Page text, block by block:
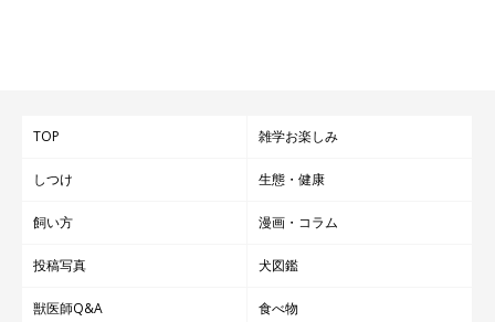
生後4カ月の柴犬の子犬→「8年後」には家族の
愛犬の小さい頃の写真などを見返していると、「立派に成長してく
ょう。Twitterユーザー@mofushibaropeさんの愛犬・柴犬のロペさ
ん（♀・8才）の「生後4カ月→現在」のビフォー・アフターを見て
TOP 雑学お楽しみ
しつけ 生態・健康
飼い方 漫画・コラム
投稿写真 犬図鑑
獣医師Q&A 食べ物